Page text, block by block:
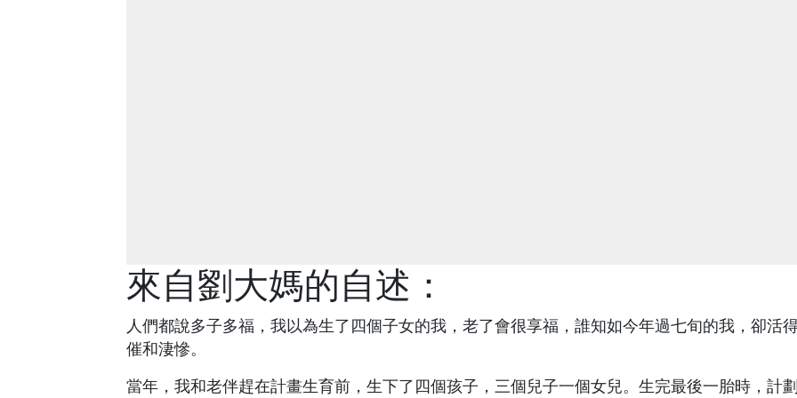
來自劉大媽的自述：
人們都說多子多福，我以為生了四個子女的我，老了會很享福，誰知如今年過七旬的我，卻活
催和淒慘。
當年，我和老伴趕在計畫生育前，生下了四個孩子，三個兒子一個女兒。生完最後一胎時，計